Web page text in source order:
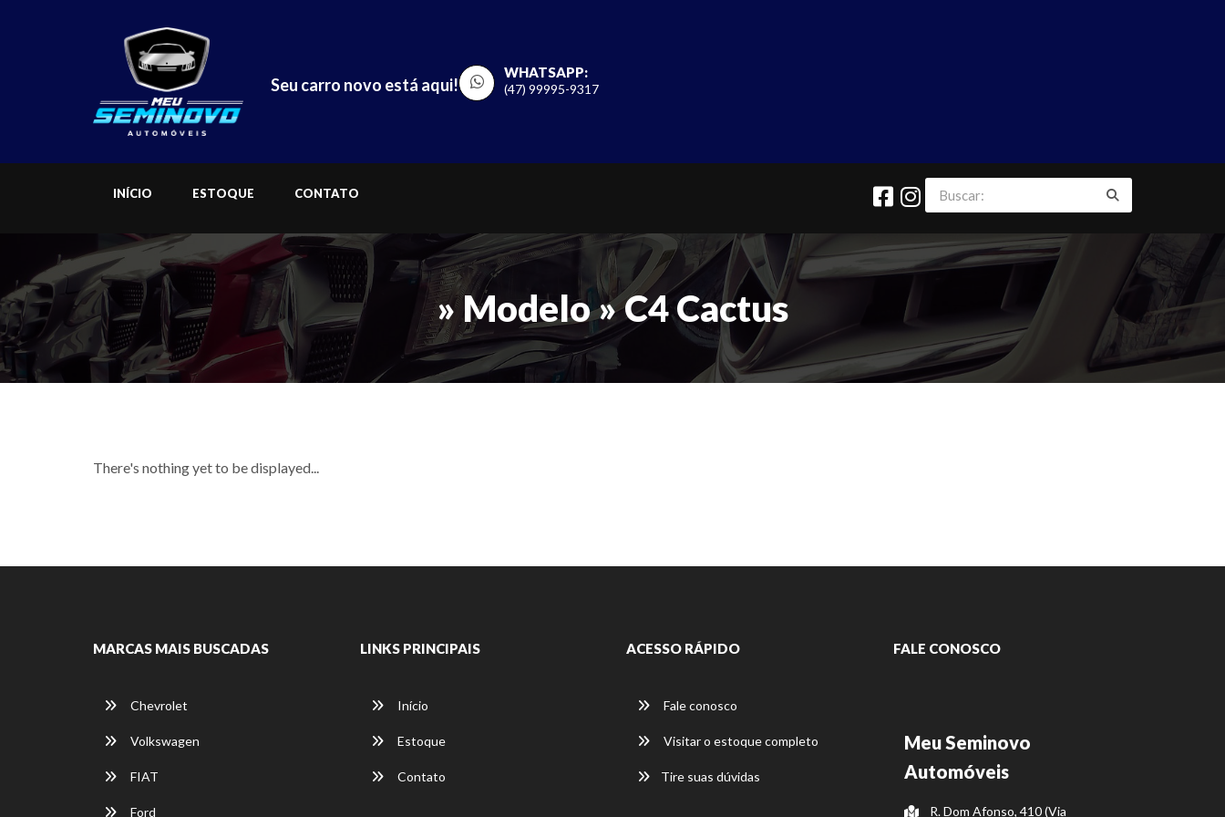
Seu carro novo está aqui!
WHATSAPP:
(47) 99995-9317
INÍCIO ESTOQUE CONTATO
» Modelo » C4 Cactus
There's nothing yet to be displayed...
MARCAS MAIS BUSCADAS
Chevrolet
Volkswagen
FIAT
Ford
LINKS PRINCIPAIS
Início
Estoque
Contato
ACESSO RÁPIDO
Fale conosco
Visitar o estoque completo
Tire suas dúvidas
FALE CONOSCO
Meu Seminovo
Automóveis
R. Dom Afonso, 410 (Via